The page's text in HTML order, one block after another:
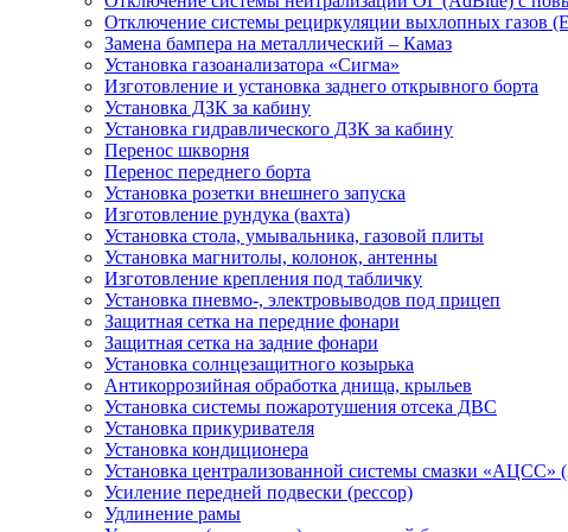
Отключение системы рециркуляции выхлопных газов
Замена бампера на металлический – Камаз
Установка газоанализатора «Сигма»
Изготовление и установка заднего открывного борта
Установка ДЗК за кабину
Установка гидравлического ДЗК за кабину
Перенос шкворня
Перенос переднего борта
Установка розетки внешнего запуска
Изготовление рундука (вахта)
Установка стола, умывальника, газовой плиты
Установка магнитолы, колонок, антенны
Изготовление крепления под табличку
Установка пневмо-, электровыводов под прицеп
Защитная сетка на передние фонари
Защитная сетка на задние фонари
Установка солнцезащитного козырька
Антикоррозийная обработка днища, крыльев
Установка системы пожаротушения отсека ДВС
Установка прикуривателя
Установка кондиционера
Установка централизованной системы смазки «АЦСС»
Усиление передней подвески (рессор)
Удлинение рамы